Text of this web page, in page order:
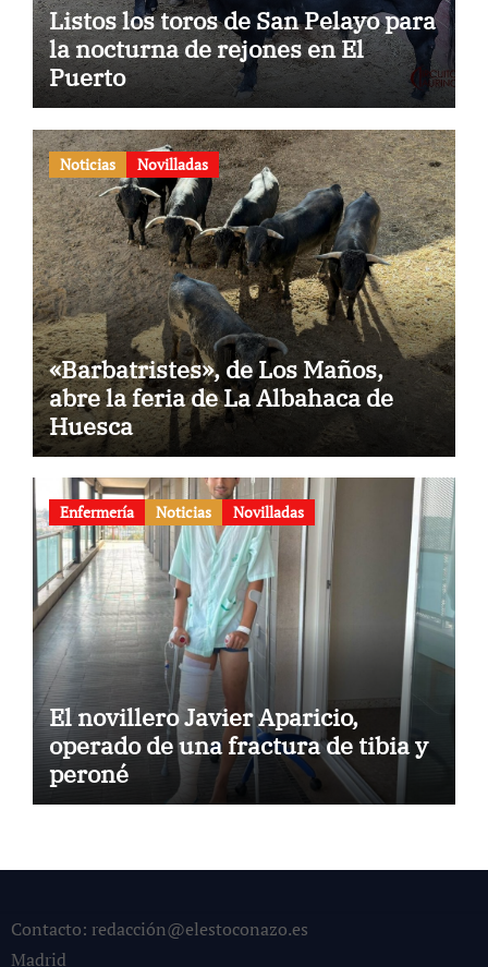
Listos los toros de San Pelayo para
la nocturna de rejones en El
Puerto
Noticias Novilladas
«Barbatristes», de Los Maños,
abre la feria de La Albahaca de
Huesca
Enfermería Noticias Novilladas
El novillero Javier Aparicio,
operado de una fractura de tibia y
peroné
Contacto: redacción@elestoconazo.es
Madrid